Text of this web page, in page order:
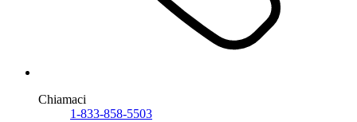
Chiamaci
1-833-858-5503